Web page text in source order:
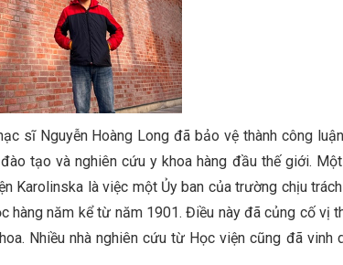
sĩ Nguyễn Hoàng Long đã bảo vệ thành công
tạo và nghiên cứu y khoa hàng đầu thế giới.
Karolinska là việc một Ủy ban của trường chịu
năm kể từ năm 1901. Điều này đã củng cố vị
Nhiều nhà nghiên cứu từ Học viện cũng đã vinh